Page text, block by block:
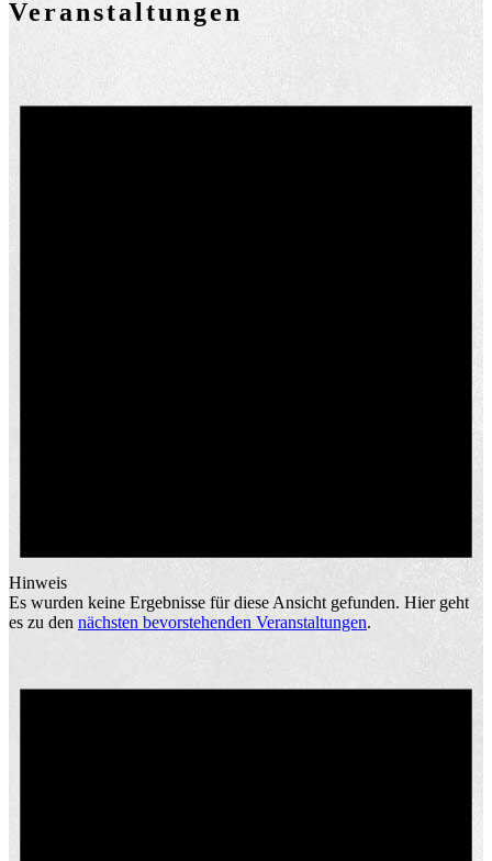
Veranstaltungen
Hinweis
Es wurden keine Ergebnisse für diese Ansicht gefunden. Hier geht
es zu den nächsten bevorstehenden Veranstaltungen.